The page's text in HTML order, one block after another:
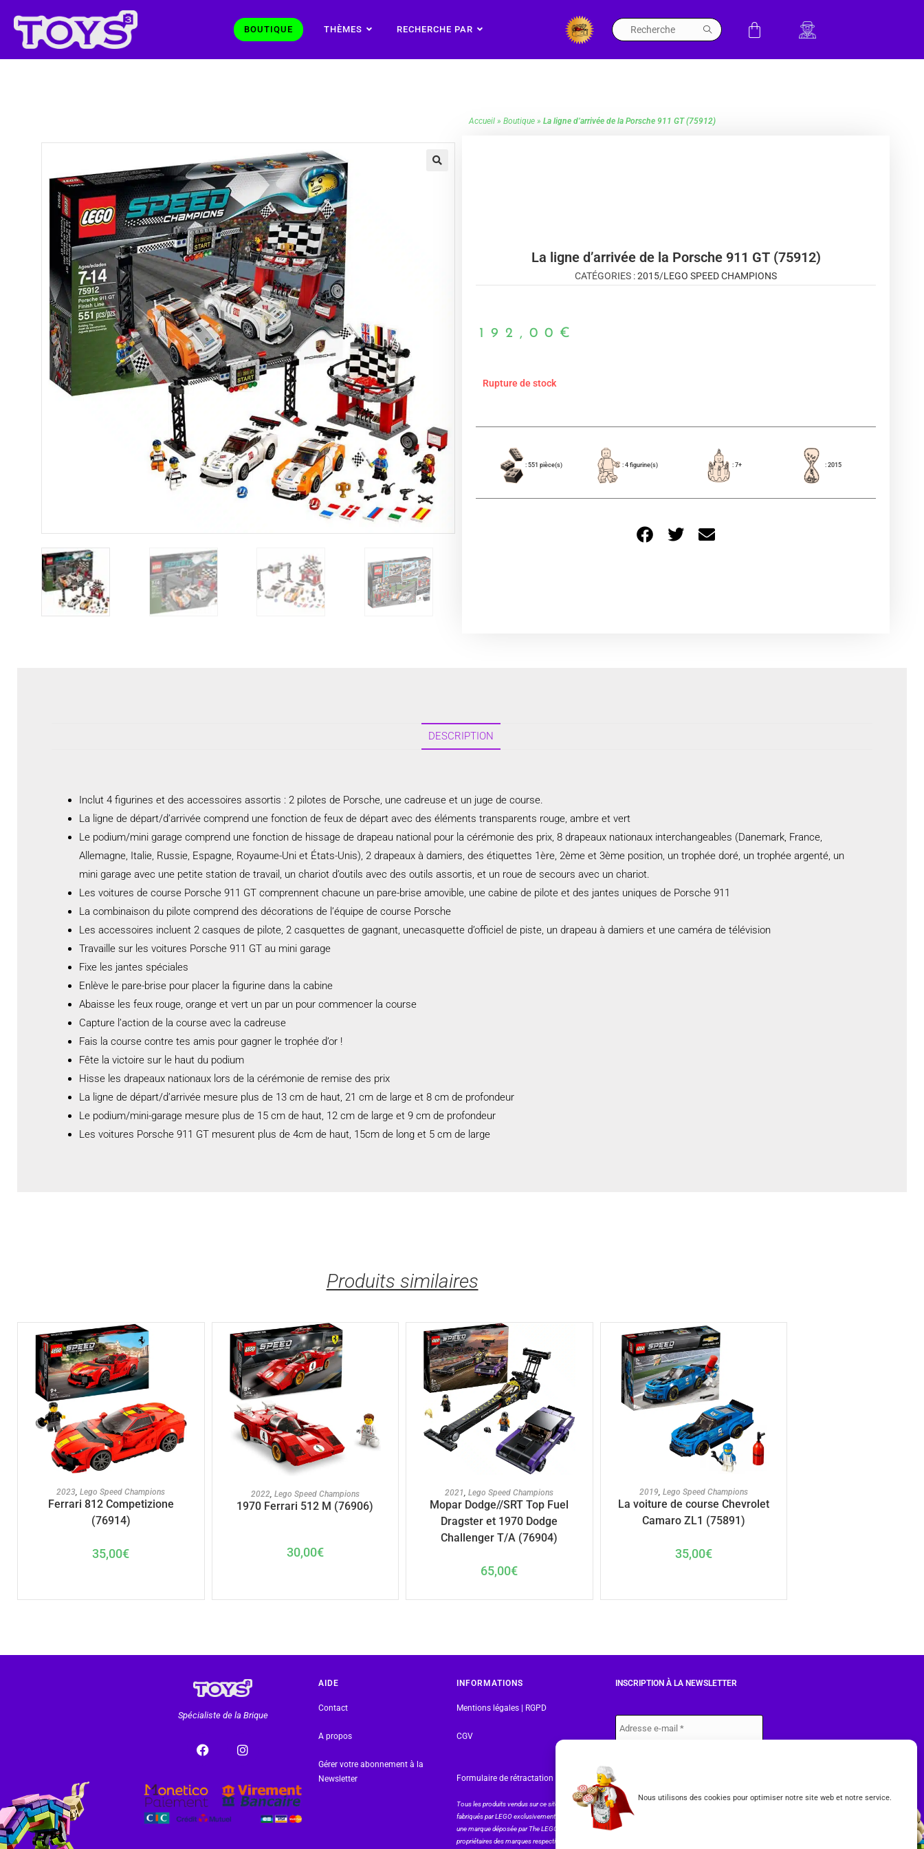
Nous utilisons des cookies pour optimiser notre site web et notre service.
BOUTIQUE THÈMES RECHERCHE PAR
Accueil » Boutique » La ligne d’arrivée de la Porsche 911 GT (75912)
La ligne d’arrivée de la Porsche 911 GT (75912)
CATÉGORIES :2015/LEGO SPEED CHAMPIONS
192,00 €
Rupture de stock
: 551 pièce(s) : 4 figurine(s) : 7+ : 2015
DESCRIPTION
Inclut 4 figurines et des accessoires assortis : 2 pilotes de Porsche, une cadreuse et un juge de course.
La ligne de départ/d’arrivée comprend une fonction de feux de départ avec des éléments transparents rouge, ambre et vert
Le podium/mini garage comprend une fonction de hissage de drapeau national pour la cérémonie des prix, 8 drapeaux nationaux interchangeables (Danemark, France,
Allemagne, Italie, Russie, Espagne, Royaume-Uni et États-Unis), 2 drapeaux à damiers, des étiquettes 1ère, 2ème et 3ème position, un trophée doré, un trophée argenté, un
mini garage avec une petite station de travail, un chariot d’outils avec des outils assortis, et un roue de secours avec un chariot.
Les voitures de course Porsche 911 GT comprennent chacune un pare-brise amovible, une cabine de pilote et des jantes uniques de Porsche 911
La combinaison du pilote comprend des décorations de l’équipe de course Porsche
Les accessoires incluent 2 casques de pilote, 2 casquettes de gagnant, unecasquette d’officiel de piste, un drapeau à damiers et une caméra de télévision
Travaille sur les voitures Porsche 911 GT au mini garage
Fixe les jantes spéciales
Enlève le pare-brise pour placer la figurine dans la cabine
Abaisse les feux rouge, orange et vert un par un pour commencer la course
Capture l’action de la course avec la cadreuse
Fais la course contre tes amis pour gagner le trophée d’or !
Fête la victoire sur le haut du podium
Hisse les drapeaux nationaux lors de la cérémonie de remise des prix
La ligne de départ/d’arrivée mesure plus de 13 cm de haut, 21 cm de large et 8 cm de profondeur
Le podium/mini-garage mesure plus de 15 cm de haut, 12 cm de large et 9 cm de profondeur
Les voitures Porsche 911 GT mesurent plus de 4cm de haut, 15cm de long et 5 cm de large
Produits similaires
AJOUTER AU PANIER
2023,Lego Speed Champions
Ferrari 812 Competizione
(76914)
35,00€
AJOUTER AU PANIER
2022, Lego Speed Champions
1970 Ferrari 512 M (76906)
30,00€
AJOUTER AU PANIER
2021 ,Lego Speed Champions
Mopar Dodge//SRT Top Fuel
Dragster et 1970 Dodge
Challenger T/A (76904)
65,00€
AJOUTER AU PANIER
2019, Lego Speed Champions
La voiture de course Chevrolet
Camaro ZL1 (75891)
35,00€
Spécialiste de la Brique
AIDE
Contact
A propos
Gérer votre abonnement à la
Newsletter
INFORMATIONS
Mentions légales | RGPD
CGV
Formulaire de rétractation
Tous les produits vendus sur ce site sont
fabriqués par LEGO exclusivement. LEGO® est
une marque déposée par The LEGO Group. Les
propriétaires des marques respectives citées
INSCRIPTION À LA NEWSLETTER